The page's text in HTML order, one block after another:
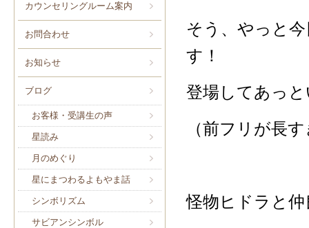
カウンセリングルーム案内
お問合わせ
お知らせ
ブログ
お客様・受講生の声
星読み
月のめぐり
星にまつわるよもやま話
シンボリズム
サビアンシンボル
そう、やっと
す！
登場してあっ
（前フリが長
怪物ヒドラと